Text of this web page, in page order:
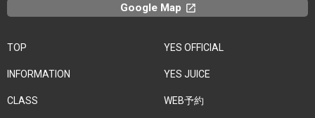
TOP
INFORMATION
CLASS
YES OFFICIAL
YES JUICE
WEB予約
Google Map launchx